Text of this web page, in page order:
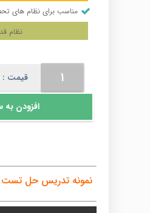
مناسب برای نظام های
نظام
های
کنکور
قیمت :
افزودن
نمونه تدریس حل تست